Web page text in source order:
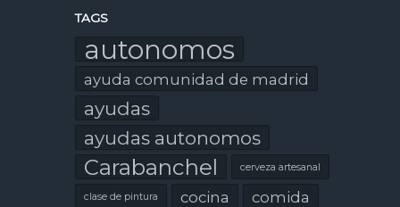
TAGS
autonomos
ayuda comunidad de madrid
ayudas
ayudas autonomos
Carabanchel cerveza artesanal
clase de pintura cocina comida